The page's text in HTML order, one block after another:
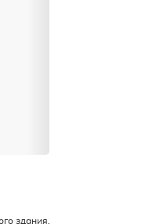
здания.